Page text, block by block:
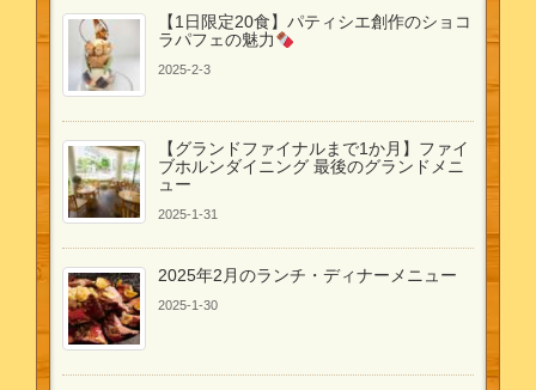
【1日限定20食】パティシエ創作のショコ
ラパフェの魅力
2025-2-3
【グランドファイナルまで1か月】ファイ
ブホルンダイニング 最後のグランドメニ
ュー
2025-1-31
2025年2月のランチ・ディナーメニュー
2025-1-30